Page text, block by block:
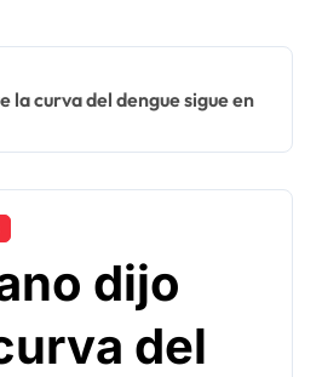
la curva del dengue sigue en
dijo
del